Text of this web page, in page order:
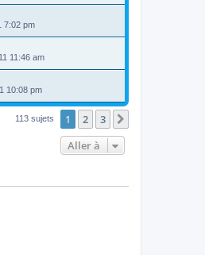
7:02 pm
11:46 am
10:08 pm
113 sujets 1 2 3
Aller à